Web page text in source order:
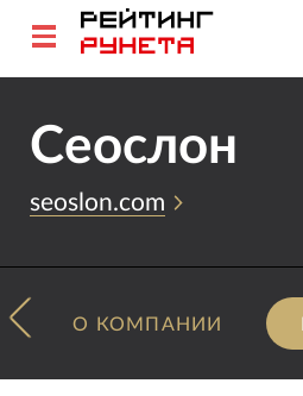
Сеослон
seoslon.com
О КОМПАНИИ